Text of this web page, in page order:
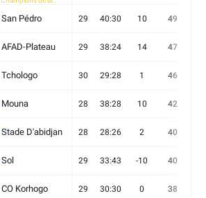
San Pédro 29 40:30 10 49
AFAD-Plateau 29 38:24 14 47
Tchologo 30 29:28 1 46
Mouna 28 38:28 10 42
Stade D'abidjan 28 28:26 2 40
Sol 29 33:43 -10 40
CO Korhogo 29 30:30 0 38